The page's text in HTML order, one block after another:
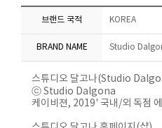
브랜드 국적 KOREA
BRAND NAME Studio
스튜디오 달고나(Studio
ⓒ Studio Dalgona
케이비젼, 2019' 국내/외 독점